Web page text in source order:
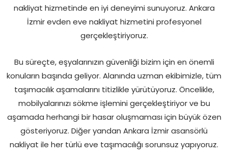
nakliyat hizmetinde en iyi deneyimi sunuyoruz. Ankara
İzmir evden eve nakliyat hizmetini profesyonel
gerçekleştiriyoruz.
Bu süreçte, eşyalarınızın güvenliği bizim için en önemli
konuların başında geliyor. Alanında uzman ekibimizle, tüm
taşımacılık aşamalarını titizlikle yürütüyoruz. Öncelikle,
mobilyalarınızı sökme işlemini gerçekleştiriyor ve bu
aşamada herhangi bir hasar oluşmaması için büyük özen
gösteriyoruz. Diğer yandan Ankara İzmir asansörlü
nakliyat ile her türlü eve taşımacılığı sorunsuz yapıyoruz.